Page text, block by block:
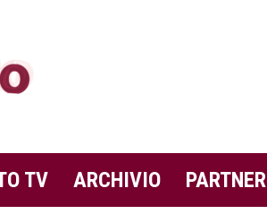
TV ARCHIVIO PARTNER